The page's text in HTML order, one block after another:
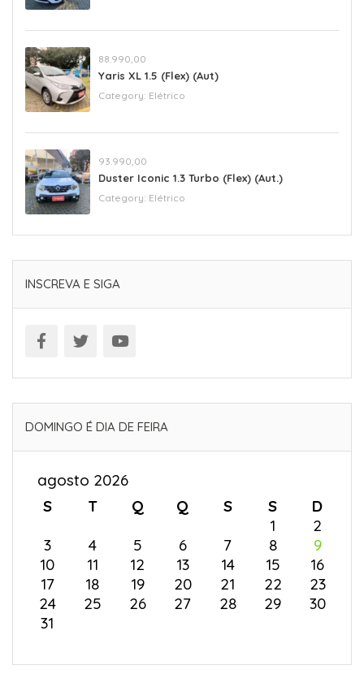
88.990,00
Yaris XL 1.5 (Flex) (Aut)
Category: Elétrico
93.990,00
Duster Iconic 1.3 Turbo (Flex) (Aut.)
Category: Elétrico
INSCREVA E SIGA
DOMINGO É DIA DE FEIRA
agosto 2026
S
T Q Q S S
D
1
2
3
4 5 6 7 8
9
10
11 12 13 14 15
16
17
18 19 20 21 22
23
24
25 26 27 28 29
30
31